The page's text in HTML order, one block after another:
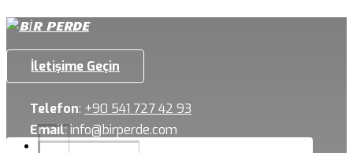
İletişime Geçin
Telefon: +90 541 727 42 93
Email:info@birperde.com